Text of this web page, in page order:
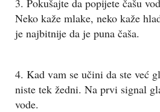
Neko kaže mlake, neko kaže
je najbitnije da je puna čaša.
4. Kad vam se učini da ste već
niste tek žedni. Na prvi signal
vode.